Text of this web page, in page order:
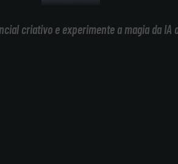
criativo e experimente a magia da IA